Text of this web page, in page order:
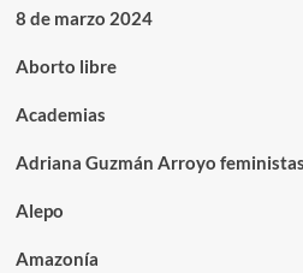
8 de marzo 2024
Aborto libre
Academias
Adriana Guzmán Arroyo
Alepo
Amazonía